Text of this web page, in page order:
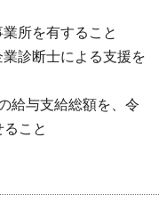
所を有すること
診断士による支援を
給与支給総額を、令
こと